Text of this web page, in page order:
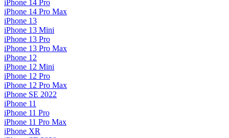
iPhone 14 Pro
iPhone 14 Pro Max
iPhone 13
iPhone 13 Mini
iPhone 13 Pro
iPhone 13 Pro Max
iPhone 12
iPhone 12 Mini
iPhone 12 Pro
iPhone 12 Pro Max
iPhone SE 2022
iPhone 11
iPhone 11 Pro
iPhone 11 Pro Max
iPhone XR